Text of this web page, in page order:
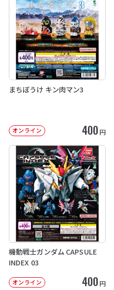
まちぼうけ キン肉マン3
オンライン 400 円
機動戦士ガンダム CAPSULE
INDEX 03
オンライン 400 円